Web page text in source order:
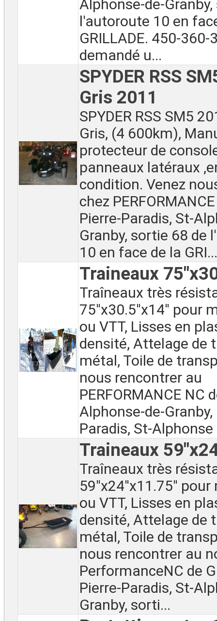
Alphonse-de-
l'autoroute 10 en
GRILLADE. 450-360-
demandé u...
SPYDER RSS
Gris 2011
SPYDER RSS SM5
Gris, (4 600km),
protecteur de
panneaux latéraux
condition. Venez
chez
Pierre-Paradis, St-
Granby, sortie 68 de
10 en face de la GRI...
Traineaux
Traîneaux très
75''x30.5''x14'' pour
ou VTT, Lisses en
densité, Attelage de
métal, Toile de
nous rencontrer au
PERFORMANCE NC
Alphonse-de-
Paradis, St-Alphonse
Traineaux
Traîneaux très
59''x24''x11.75''
ou VTT, Lisses en
densité, Attelage de
métal, Toile de
nous rencontrer au
PerformanceNC de
Pierre-Paradis, St-
Granby, sorti...